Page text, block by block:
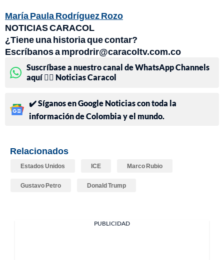
María Paula Rodríguez Rozo
NOTICIAS CARACOL
¿Tiene una historia que contar?
Escríbanos a mprodrir@caracoltv.com.co
Suscríbase a nuestro canal de WhatsApp Channels
aquí 👉🏻 Noticias Caracol
✔️ Síganos en Google Noticias con toda la
información de Colombia y el mundo.
Relacionados
Estados Unidos ICE Marco Rubio
Gustavo Petro Donald Trump
PUBLICIDAD